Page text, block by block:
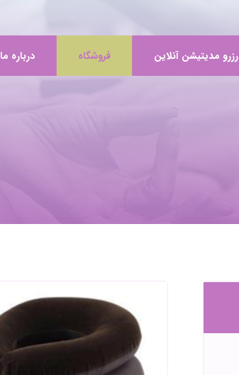
رزرو مدیتیشن آنلاین فروشگاه درباره ما